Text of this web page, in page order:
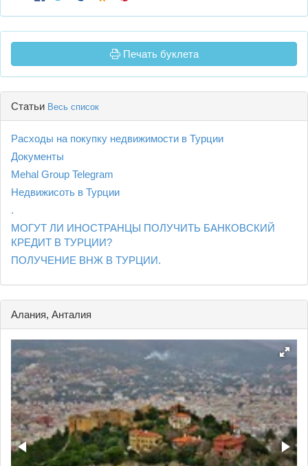
Печать буклета
Статьи Весь список
Расходы на покупку недвижимости в Турции
Документы
Mehal Group Telegram
Недвижисоть в Турции
.
МОГУТ ЛИ ИНОСТРАНЦЫ ПОЛУЧИТЬ БАНКОВСКИЙ
КРЕДИТ В ТУРЦИИ?
ПОЛУЧЕНИЕ ВНЖ В ТУРЦИИ.
Алания, Анталия